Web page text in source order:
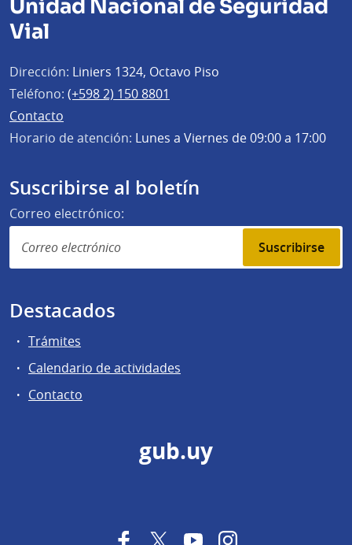
Unidad Nacional de Seguridad
Vial
Dirección: Liniers 1324, Octavo Piso
Teléfono: (+598 2) 150 8801
Contacto
Horario de atención: Lunes a Viernes de 09:00 a 17:00
Suscribirse al boletín
Correo electrónico:
Suscribirse
Destacados
Trámites
Calendario de actividades
Contacto
gub.uy
FacebookTwitterYouTubeInstagram